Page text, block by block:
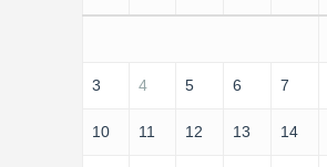
3 4 5 6 7
10 11 12 13 14